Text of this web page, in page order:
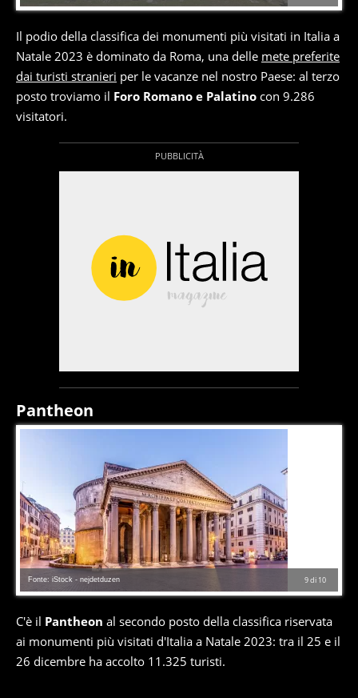
Il podio della classifica dei monumenti più visitati in Italia a
Natale 2023 è dominato da Roma, una delle mete preferite
dai turisti stranieri per le vacanze nel nostro Paese: al terzo
posto troviamo il Foro Romano e Palatino con 9.286
visitatori.
Pantheon
9di 10
Fonte: iStock - nejdetduzen
C'è il Pantheon al secondo posto della classifica riservata
ai monumenti più visitati d'Italia a Natale 2023: tra il 25 e il
26 dicembre ha accolto 11.325 turisti.